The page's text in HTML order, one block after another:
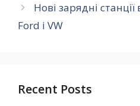
Нові зарядні
Ford і VW
Recent Posts